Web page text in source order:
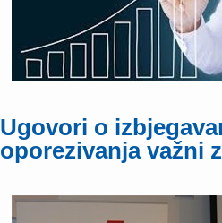
Ugovori o
oporezivanja važni